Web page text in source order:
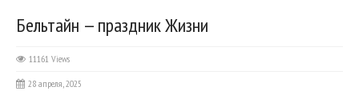
Бельтайн — праздник Жизни
11161 Views
28 апреля, 2025